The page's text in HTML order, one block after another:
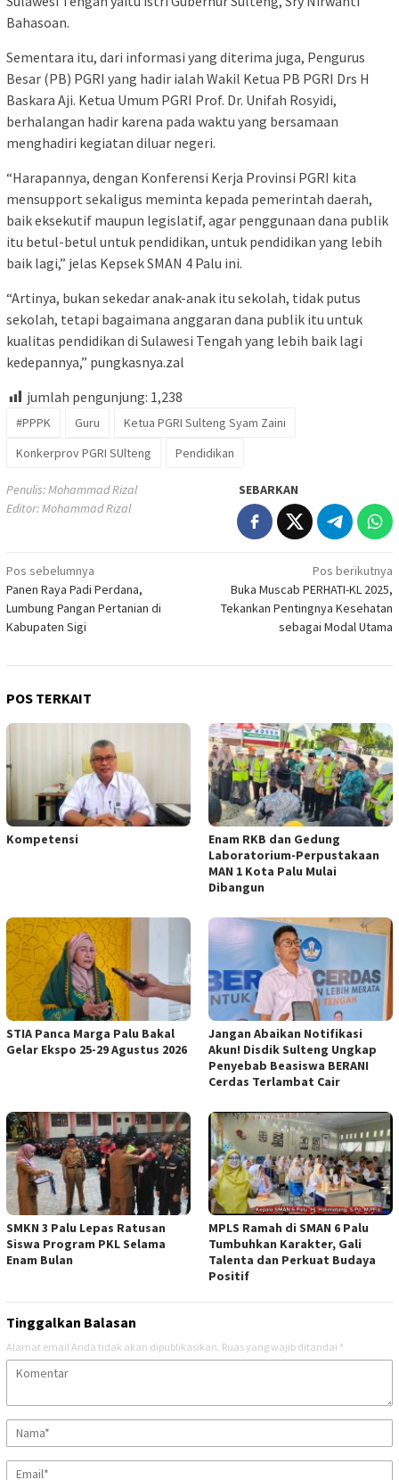
Bahasoan.
Sementara itu, dari informasi yang diterima juga, Pengurus
Besar (PB) PGRI yang hadir ialah Wakil Ketua PB PGRI Drs H
Baskara Aji. Ketua Umum PGRI Prof. Dr. Unifah Rosyidi,
berhalangan hadir karena pada waktu yang bersamaan
menghadiri kegiatan diluar negeri.
“Harapannya, dengan Konferensi Kerja Provinsi PGRI kita
mensupport sekaligus meminta kepada pemerintah daerah,
baik eksekutif maupun legislatif, agar penggunaan dana publik
itu betul-betul untuk pendidikan, untuk pendidikan yang lebih
baik lagi,” jelas Kepsek SMAN 4 Palu ini.
“Artinya, bukan sekedar anak-anak itu sekolah, tidak putus
sekolah, tetapi bagaimana anggaran dana publik itu untuk
kualitas pendidikan di Sulawesi Tengah yang lebih baik lagi
kedepannya,” pungkasnya.zal
jumlah pengunjung: 1,238
#PPPK Guru
Ketua PGRI Sulteng Syam Zaini
Konkerprov PGRI SUlteng
Pendidikan
Penulis: Mohammad Rizal
Editor: Mohammad Rizal
SEBARKAN
Navigasi
pos
Pos sebelumnya
Panen Raya Padi Perdana,
Lumbung Pangan Pertanian di
Kabupaten Sigi
Pos berikutnya
Buka Muscab PERHATI-KL 2025,
Tekankan Pentingnya Kesehatan
sebagai Modal Utama
POS TERKAIT
Kompetensi
Enam RKB dan Gedung
Laboratorium-Perpustakaan
MAN 1 Kota Palu Mulai
Dibangun
STIA Panca Marga Palu Bakal
Gelar Ekspo 25-29 Agustus 2026
Jangan Abaikan Notifikasi
Akun! Disdik Sulteng Ungkap
Penyebab Beasiswa BERANI
Cerdas Terlambat Cair
SMKN 3 Palu Lepas Ratusan
Siswa Program PKL Selama
Enam Bulan
MPLS Ramah di SMAN 6 Palu
Tumbuhkan Karakter, Gali
Talenta dan Perkuat Budaya
Positif
Tinggalkan Balasan
Alamat email Anda tidak akan dipublikasikan. Ruas yang wajib ditandai *